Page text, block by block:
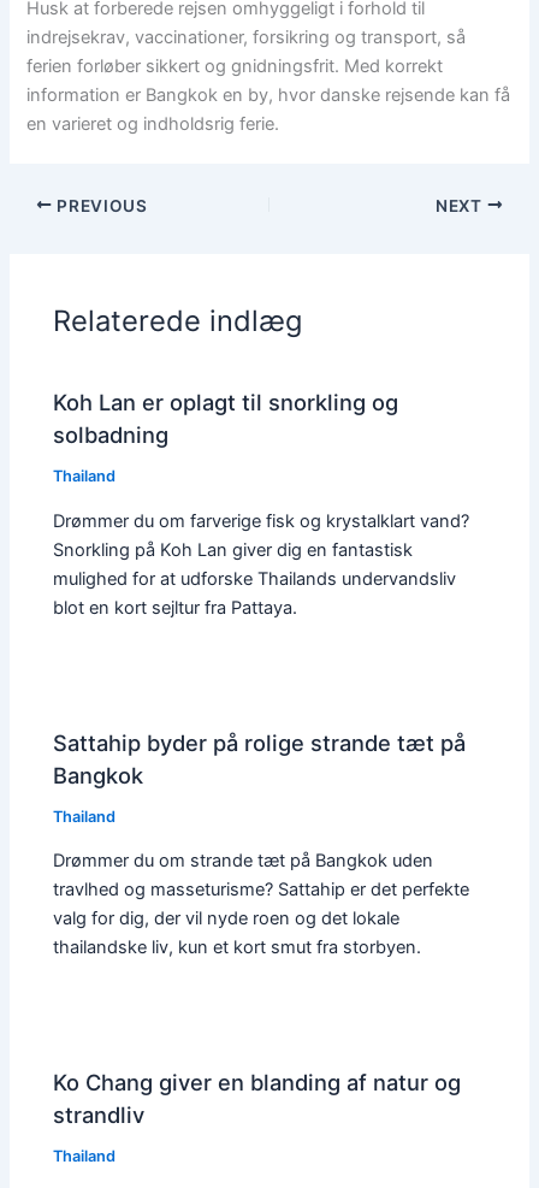
Husk at forberede rejsen omhyggeligt i forhold til
indrejsekrav, vaccinationer, forsikring og transport, så
ferien forløber sikkert og gnidningsfrit. Med korrekt
information er Bangkok en by, hvor danske rejsende kan få
en varieret og indholdsrig ferie.
PREVIOUS NEXT
Relaterede indlæg
Koh Lan er oplagt til snorkling og
solbadning
Thailand
Drømmer du om farverige fisk og krystalklart vand?
Snorkling på Koh Lan giver dig en fantastisk
mulighed for at udforske Thailands undervandsliv
blot en kort sejltur fra Pattaya.
Sattahip byder på rolige strande tæt på
Bangkok
Thailand
Drømmer du om strande tæt på Bangkok uden
travlhed og masseturisme? Sattahip er det perfekte
valg for dig, der vil nyde roen og det lokale
thailandske liv, kun et kort smut fra storbyen.
Ko Chang giver en blanding af natur og
strandliv
Thailand